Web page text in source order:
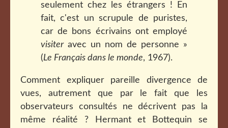
seulement chez les étrangers ! En
fait, c'est un scrupule de puristes,
car de bons écrivains ont employé
visiteravec un nom de personne »
(Le Français dans le monde, 1967).
Comment expliquer pareille divergence de
vues, autrement que par le fait que les
observateurs consultés ne décrivent pas la
même réalité ? Hermant et Bottequin se